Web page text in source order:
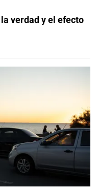
verdad y el efecto